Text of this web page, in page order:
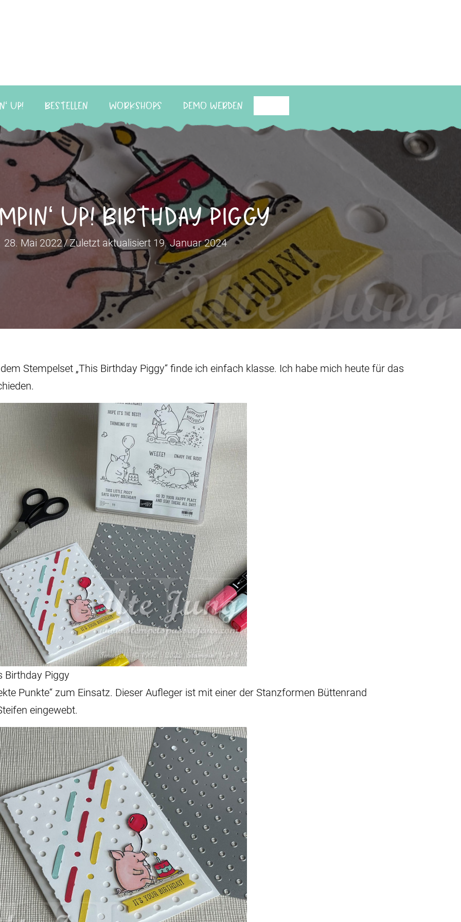
Up! Bestellen Workshops Demo werden
Up! Birthday Piggy
28. Mai 2022/Zuletzt aktualisiert 19. Januar 2024
Stempelset „This Birthday Piggy“ finde ich einfach klasse. Ich habe mich heute für das
Birthday Piggy
Punkte“ zum Einsatz. Dieser Aufleger ist mit einer der Stanzformen Büttenrand
eingewebt.